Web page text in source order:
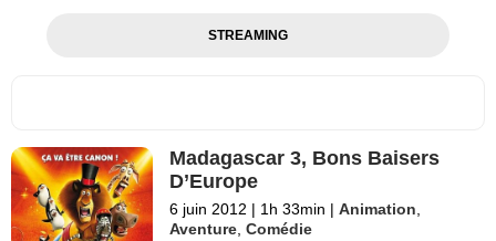
STREAMING
Madagascar 3, Bons Baisers
D’Europe
6 juin 2012 | 1h 33min | Animation
Aventure ,Comédie